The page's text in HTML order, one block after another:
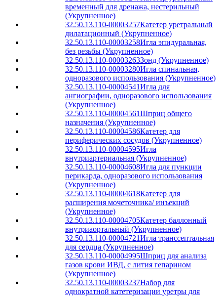
временный для дренажа, нестерильный
(Укрупненное)
32.50.13.110-00003257Катетер уретральный
дилатационный (Укрупненное)
32.50.13.110-00003258Игла эпидуральная,
без резьбы (Укрупненное)
32.50.13.110-00003263Зонд (Укрупненное)
32.50.13.110-00003280Игла спинальная,
одноразового использования (Укрупненное)
32.50.13.110-00004541Игла для
ангиографии, одноразового использования
(Укрупненное)
32.50.13.110-00004561Шприц общего
назначения (Укрупненное)
32.50.13.110-00004586Катетер для
периферических сосудов (Укрупненное)
32.50.13.110-00004595Игла
внутриартериальная (Укрупненное)
32.50.13.110-00004608Игла для пункции
перикарда, одноразового использования
(Укрупненное)
32.50.13.110-00004618Катетер для
расширения мочеточника/ инъекций
(Укрупненное)
32.50.13.110-00004705Катетер баллонный
внутриаортальный (Укрупненное)
32.50.13.110-00004721Игла транссептальная
для сердца (Укрупненное)
32.50.13.110-00004995Шприц для анализа
газов крови ИВД, с лития гепарином
(Укрупненное)
32.50.13.110-00003237Набор для
однократной катетеризации уретры для